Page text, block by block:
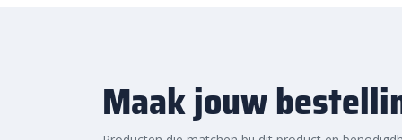
Dankzij onze ruime voorraad en snelle levering
slag met jouw tuinproject, zodat je snel van een
Maak jouw